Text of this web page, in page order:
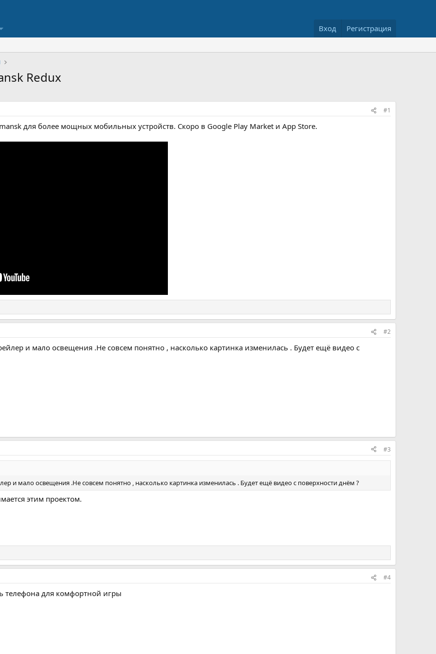
Вход Регистрация
Redux
#1
для более мощных мобильных устройств. Скоро в Google Play Market и App Store.
#2
и мало освещения .Не совсем понятно , насколько картинка изменилась . Будет ещё видео с
#3
и мало освещения .Не совсем понятно , насколько картинка изменилась . Будет ещё видео с поверхности днём ?
этим проектом.
#4
телефона для комфортной игры